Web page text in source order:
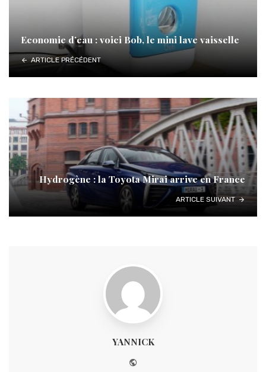
Economie d’eau : voici Bob, le mini lave vaisselle
ARTICLE PRÉCÉDENT
Hydrogène : la Toyota Mirai arrive en France
ARTICLE SUIVANT
YANNICK